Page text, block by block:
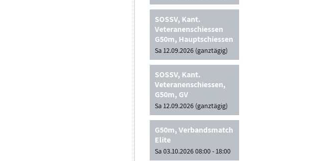
SOSSV, Kant.
Veteranenschiessen
G50m, Hauptschiessen
Sa 12.09.2026 (ganztägig)
SOSSV, Kant.
Veteranenschiessen,
G50m, GV
Sa 12.09.2026 (ganztägig)
G50m, Verbandsmatch
Elite
Sa 03.10.2026 08:00 - 18:00